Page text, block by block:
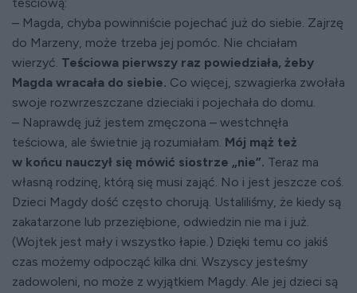
– Magda, chyba powinniście pojechać już do siebie. Zajrzę
do Marzeny, może trzeba jej pomóc. Nie chciałam
wierzyć. Teściowa pierwszy raz powiedziała, żeby
Magda wracała do siebie. Co więcej, szwagierka zwołała
swoje rozwrzeszczane dzieciaki i pojechała do domu.
– Naprawdę już jestem zmęczona – westchnęła
teściowa, ale świetnie ją rozumiałam. Mój mąż też
w końcu nauczył się mówić siostrze „nie”. Teraz ma
własną rodzinę, którą się musi zająć. No i jest jeszcze coś.
Dzieci Magdy dość często chorują. Ustaliliśmy, że kiedy są
zakatarzone lub przeziębione, odwiedzin nie ma i już.
(Wojtek jest mały i wszystko łapie.) Dzięki temu co jakiś
czas możemy odpocząć kilka dni. Wszyscy jesteśmy
zadowoleni, no może z wyjątkiem Magdy. Ale jej dzieci są